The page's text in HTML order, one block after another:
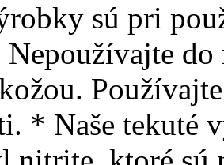
sú pri
* Naše tekuté